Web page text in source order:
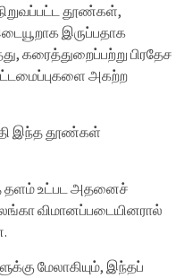
தூண்கள்,
இருப்பதாக
கரைத்துறைப்பற்று பிரதேச
அகற்ற
இந்த தூண்கள்
தளம் உட்பட அதனைச்
விமானப்படையினரால்
மேலாகியும், இந்தப்